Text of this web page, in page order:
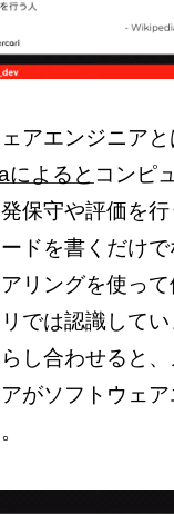
アエンジニアと
によると コンピ
保守や評価を
ドを書くだけ
リングを使っ
では認識してい
し合わせると
がソフトウェ